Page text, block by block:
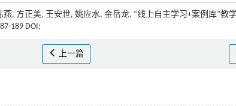
, 方正美, 王安世, 姚应水, 金岳龙. “线上自主学习+案例库”教
189 DOI:
上一篇